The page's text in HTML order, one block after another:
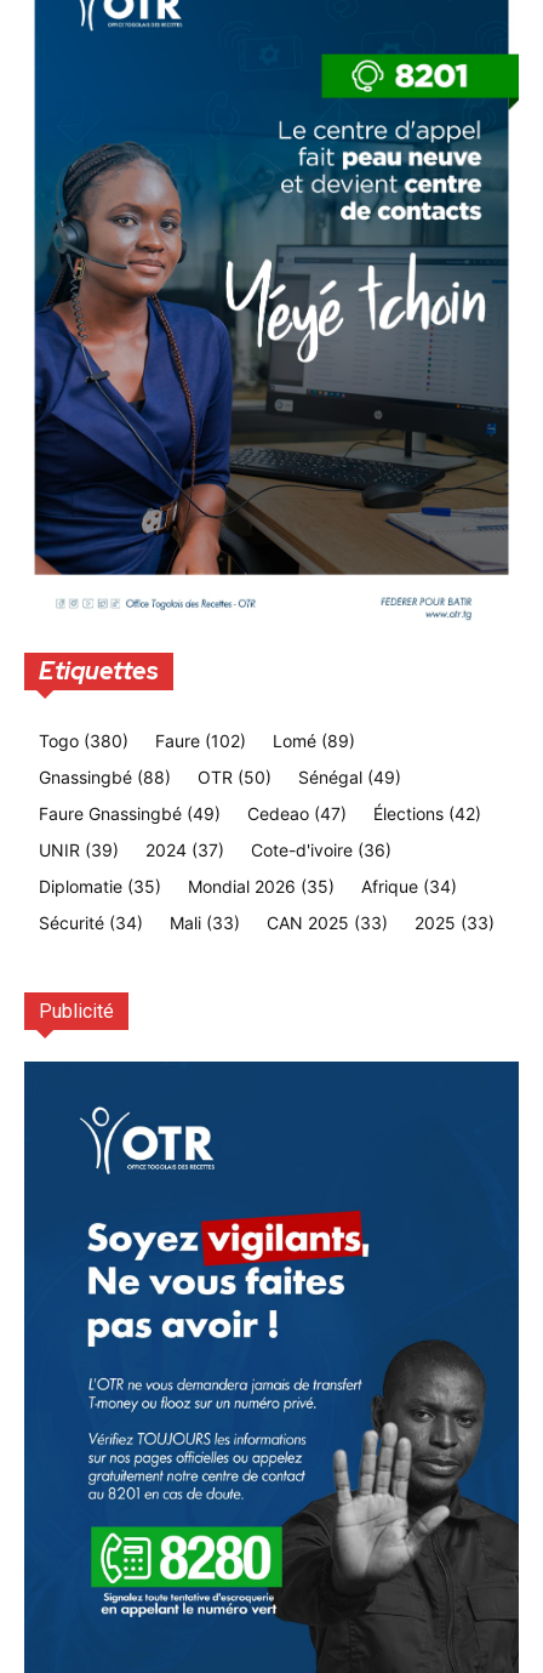
Etiquettes
Togo (380) Faure (102) Lomé (89)
Gnassingbé (88) OTR (50) Sénégal (49)
Faure Gnassingbé (49) Cedeao (47) Élections (42)
UNIR (39) 2024 (37) Cote-d'ivoire (36)
Diplomatie (35) Mondial 2026 (35) Afrique (34)
Sécurité (34) Mali (33) CAN 2025 (33) 2025 (33)
Publicité